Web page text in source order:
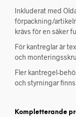
Inkluderat med
förpackning/
krävs för en säker
För kantreglar är
och
Fler kantregel-
och styrningar finns
Kompletterande